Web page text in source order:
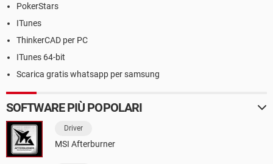
PokerStars
ITunes
ThinkerCAD per PC
ITunes 64-bit
Scarica gratis whatsapp per samsung
SOFTWARE PIÙ POPOLARI
Driver
MSI Afterburner